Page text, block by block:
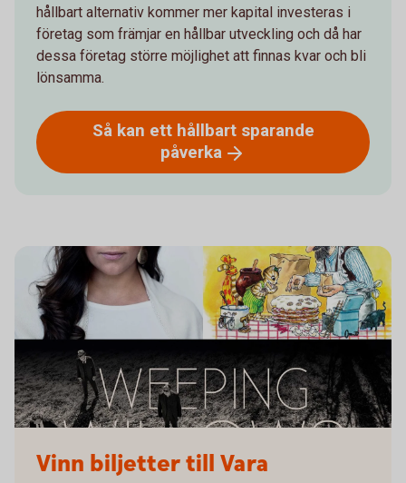
hållbart alternativ kommer mer kapital investeras i
företag som främjar en hållbar utveckling och då har
dessa företag större möjlighet att finnas kvar och bli
lönsamma.
Så kan ett hållbart sparande
påverka
Vinn biljetter till Vara